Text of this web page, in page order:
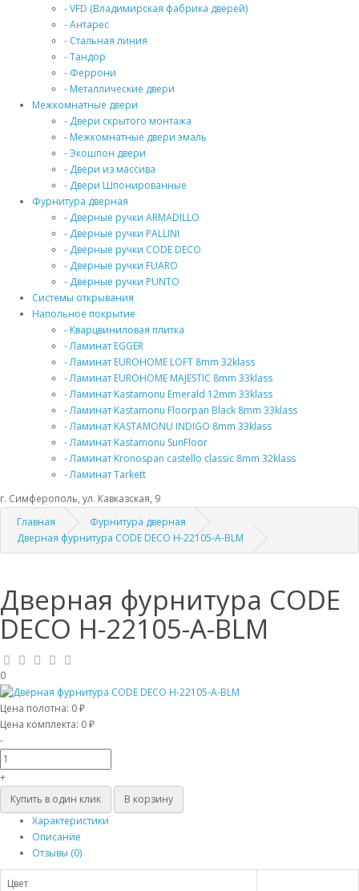
- VFD (Владимирская фабрика дверей)
- Антарес
- Стальная линия
- Тандор
- Феррони
- Металлические двери
Межкомнатные двери
- Двери скрытого монтажа
- Межкомнатные двери эмаль
- Экошпон двери
- Двери из массива
- Двери Шпонированные
Фурнитура дверная
- Дверные ручки ARMADILLO
- Дверные ручки PALLINI
- Дверные ручки CODE DECO
- Дверные ручки FUARO
- Дверные ручки PUNTO
Системы открывания
Напольное покрытие
- Кварцвиниловая плитка
- Ламинат EGGER
- Ламинат EUROHOME LOFT 8mm 32klass
- Ламинат EUROHOME MAJESTIC 8mm 33klass
- Ламинат Kastamonu Emerald 12mm 33klass
- Ламинат Kastamonu Floorpan Black 8mm 33klass
- Ламинат KASTAMONU INDIGO 8mm 33klass
- Ламинат Kastamonu SunFloor
- Ламинат Kronospan castello classic 8mm 32klass
- Ламинат Tarkett
г. Симферополь, ул. Кавказская, 9
Главная
Фурнитура дверная
Дверная фурнитура CODE DECO H-22105-A-BLM
Дверная фурнитура CODE
DECO H-22105-A-BLM
0
Цена полотна: 0 ₽
Цена комплекта: 0 ₽
-
+
Купить в один клик
В корзину
Характеристики
Описание
Отзывы (0)
Цвет